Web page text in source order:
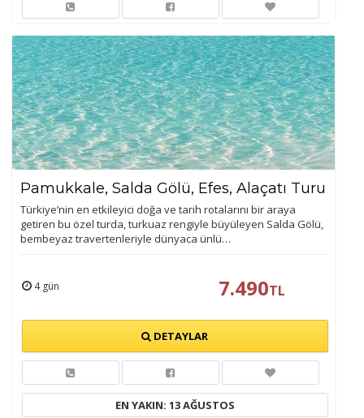
Pamukkale, Salda Gölü, Efes, Alaçatı Turu
Türkiye’nin en etkileyici doğa ve tarih rotalarını bir araya
getiren bu özel turda, turkuaz rengiyle büyüleyen Salda Gölü,
bembeyaz travertenleriyle dünyaca ünlü…
4 gün 7.490TL
DETAYLAR
EN YAKIN: 13 AĞUSTOS